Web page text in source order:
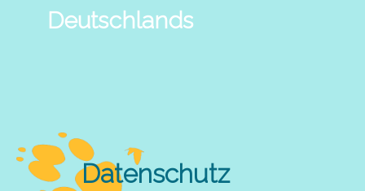
Deutschlands
Datenschutz